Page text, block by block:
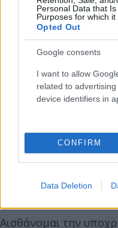
Personal Data that
Purposes for which it
Opted Out
Google consents
I want to allow
related to
device identifiers in
CONFIRM
Data Deletion
Αισθάνομαι την